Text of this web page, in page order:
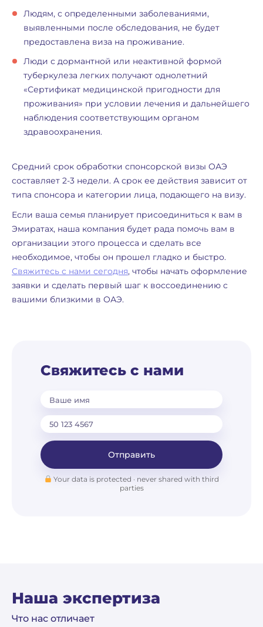
Людям, с определенными заболеваниями,
выявленными после обследования, не будет
предоставлена виза на проживание.
Люди с дормантной или неактивной формой
туберкулеза легких получают однолетний
«Сертификат медицинской пригодности для
проживания» при условии лечения и дальнейшего
наблюдения соответствующим органом
здравоохранения.
Средний срок обработки спонсорской визы ОАЭ
составляет 2-3 недели. А срок ее действия зависит от
типа спонсора и категории лица, подающего на визу.
Если ваша семья планирует присоединиться к вам в
Эмиратах, наша компания будет рада помочь вам в
организации этого процесса и сделать все
необходимое, чтобы он прошел гладко и быстро.
Свяжитесь с нами сегодня, чтобы начать оформление
заявки и сделать первый шаг к воссоединению с
вашими близкими в ОАЭ.
Свяжитесь с нами
Ваше имя
Отправить
Your data is protected · never shared with third
parties
Наша экспертиза
Что нас отличает